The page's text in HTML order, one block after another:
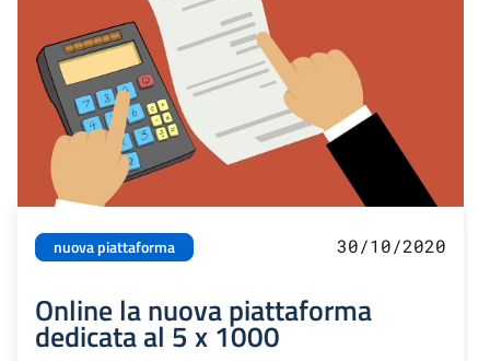
nuova piattaforma 30/10/2020
Online la nuova piattaforma
dedicata al 5 x 1000